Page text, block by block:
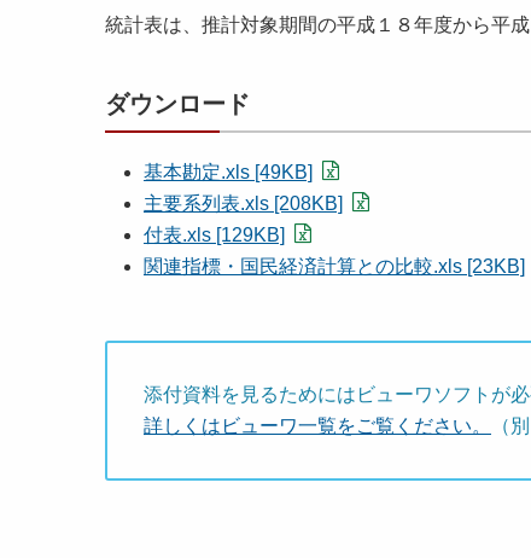
統計表は、推計対象期間の平成１８年度から平
ダウンロード
基本勘定.xls [49KB]
主要系列表.xls [208KB]
付表.xls [129KB]
関連指標・国民経済計算との比較.xls [23KB]
添付資料を見るためにはビューワソフトが必
詳しくはビューワ一覧をご覧ください。
（